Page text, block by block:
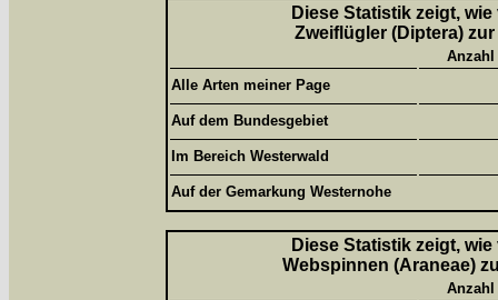
Diese Statistik zeigt,
Zweiflügler (Diptera)
Alle Arten meiner Page
Auf dem Bundesgebiet
Im Bereich Westerwald
Auf der Gemarkung Westernohe
Diese Statistik zeigt,
Webspinnen (Araneae)